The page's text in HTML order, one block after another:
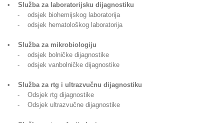
• Služba za laboratorijsku dijagnostiku
- odsjek biohemijskog laboratorija
- odsjek hematološkog laboratorija
• Služba za mikrobiologiju
- odsjek bolničke dijagnostike
- odsjek vanbolničke dijagnostike
• Služba za rtg i ultrazvučnu dijagnostiku
- Odsjek rtg dijagnostike
- Odsjek ultrazvučne dijagnostike